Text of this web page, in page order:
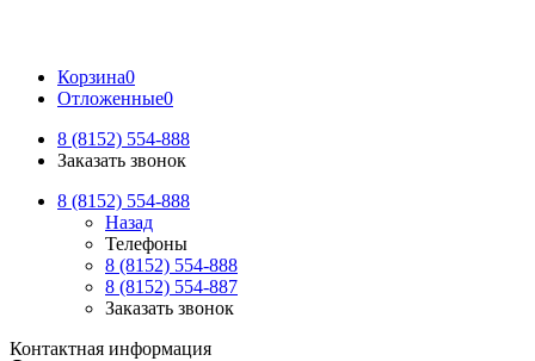
Корзина0
Отложенные0
8 (8152) 554-888
Заказать звонок
8 (8152) 554-888
Назад
Телефоны
8 (8152) 554-888
8 (8152) 554-887
Заказать звонок
Контактная информация